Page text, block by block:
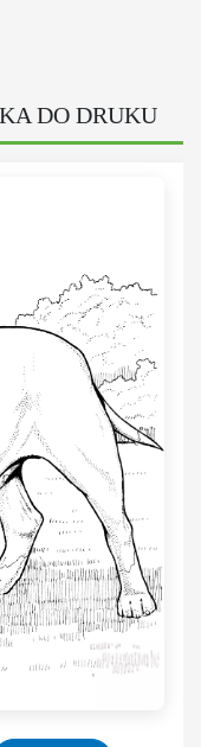
DO DRUKU